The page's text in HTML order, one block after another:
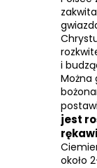
i
Można
jest
około